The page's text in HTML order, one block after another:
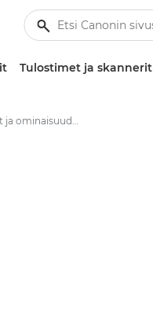
Tulostimet ja skannerit
Tekniset tiedot ja ominaisuudet – Canon EOS 2000D